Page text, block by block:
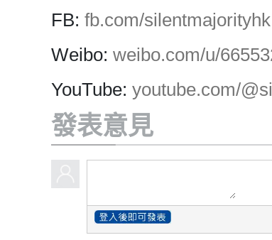
FB: fb.com/silentmajorityhk
Weibo: weibo.com/u/
YouTube: youtube.com/
發表意見